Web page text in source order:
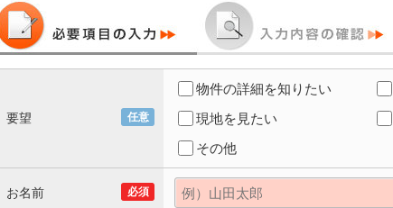
任意
要望
物件の詳細を知りたい
現地を見たい
その他
必須
お名前